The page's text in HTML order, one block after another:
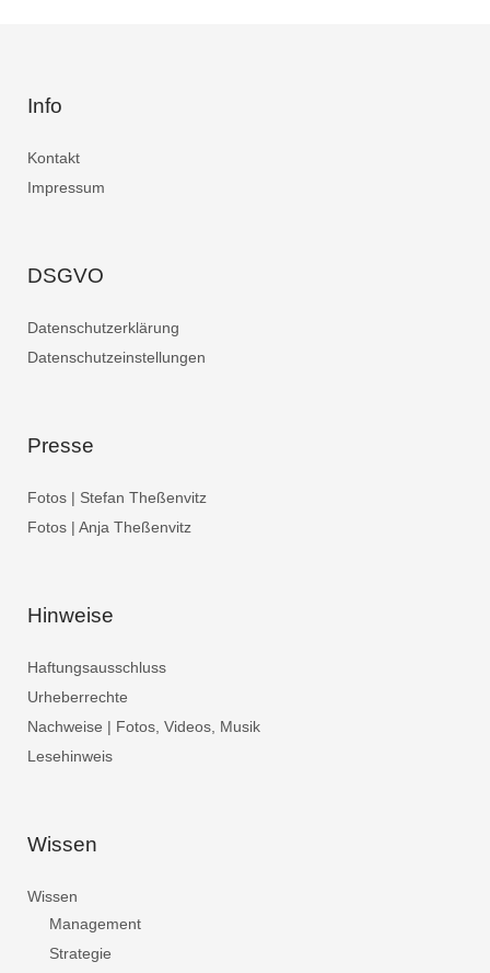
Info
Kontakt
Impressum
DSGVO
Datenschutzerklärung
Datenschutzeinstellungen
Presse
Fotos | Stefan Theßenvitz
Fotos | Anja Theßenvitz
Hinweise
Haftungsausschluss
Urheberrechte
Nachweise | Fotos, Videos, Musik
Lesehinweis
Wissen
Wissen
Management
Strategie